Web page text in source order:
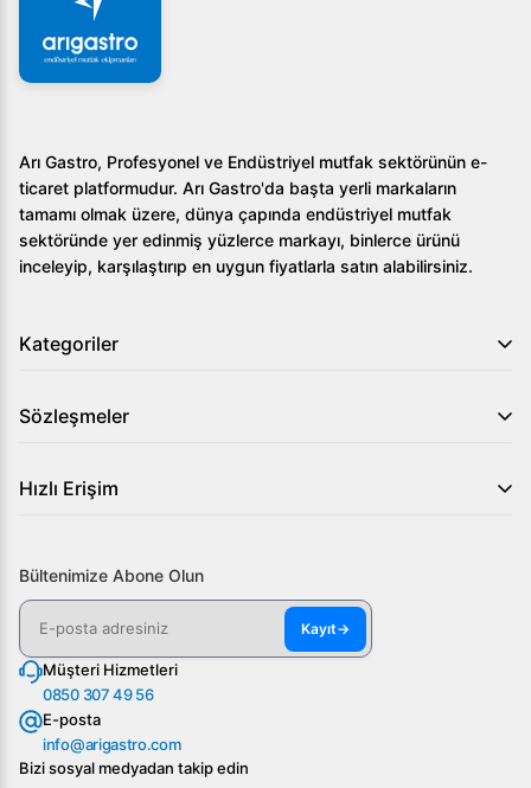
Arı Gastro, Profesyonel ve Endüstriyel mutfak sektörünün e-
ticaret platformudur. Arı Gastro'da başta yerli markaların
tamamı olmak üzere, dünya çapında endüstriyel mutfak
sektöründe yer edinmiş yüzlerce markayı, binlerce ürünü
inceleyip, karşılaştırıp en uygun fiyatlarla satın alabilirsiniz.
Kategoriler
Sözleşmeler
Hızlı Erişim
Bültenimize Abone Olun
Kayıt→
Müşteri Hizmetleri
0850 307 49 56
E-posta
info@arigastro.com
Bizi sosyal medyadan takip edin